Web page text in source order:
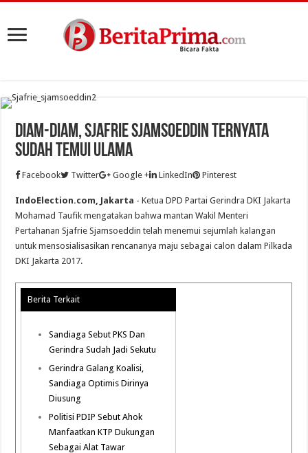
Diam-Diam, Sjafrie Sjamsoeddin Ternyata
Sudah Temui Ulama
Facebook Twitter Google + LinkedIn Pinterest
IndoElection.com, Jakarta - Ketua DPD Partai Gerindra DKI Jakarta
Mohamad Taufik mengatakan bahwa mantan Wakil Menteri
Pertahanan Sjafrie Sjamsoeddin telah menemui sejumlah kalangan
untuk mensosialisasikan rencananya maju sebagai calon dalam Pilkada
DKI Jakarta 2017.
Berita Terkait
Sandiaga Sebut PKS Dan
Gerindra Sudah Jadi Sekutu
Gerindra Galang Koalisi,
Sandiaga Optimis Dirinya
Diusung
Politisi PDIP Sebut Ahok
Manfaatkan KTP Dukungan
Sebagai Alat Tawar